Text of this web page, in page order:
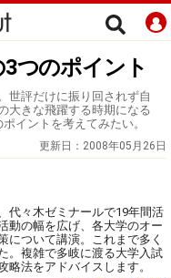
つのポイント
世評だけに振り回されず自
大きな飛躍する時期になる
イントを考えてみたい。
更新日： 2008年05月26日
代々木ゼミナールで19年間活
動の幅を広げ、各大学のオー
について講演。これまで多く
。複雑で多岐に渡る大学入試
略法をアドバイスします。